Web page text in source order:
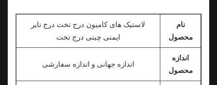
محصول
لاستیک های کامیون درج تخت درج تایر
ایمنی چینی درج تخت
محصول
اندازه جهانی و اندازه سفارشی